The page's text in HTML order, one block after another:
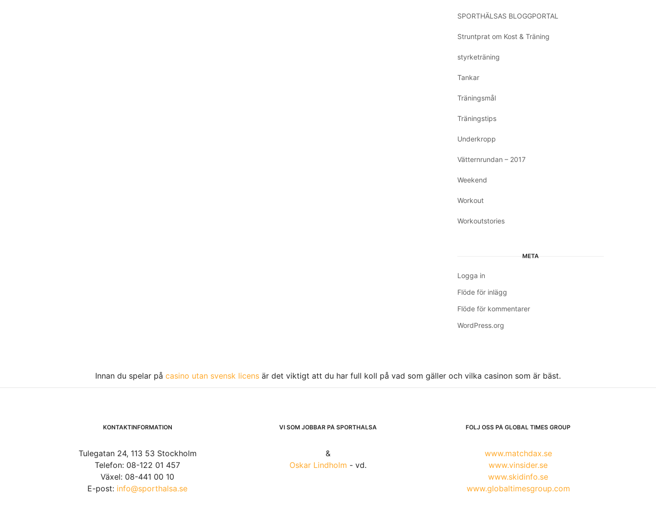
SPORTHÄLSAS BLOGGPORTAL
Struntprat om Kost & Träning
styrketräning
Tankar
Träningsmål
Träningstips
Underkropp
Vätternrundan – 2017
Weekend
Workout
Workoutstories
META
Logga in
Flöde för inlägg
Flöde för kommentarer
WordPress.org
Innan du spelar på casino utan svensk licens är det viktigt att du har full koll på vad som gäller och vilka casinon som är bäst.
KONTAKTINFORMATION
Tulegatan 24, 113 53 Stockholm
Telefon: 08-122 01 457
Växel: 08-441 00 10
E-post: info@sporthalsa.se
VI SOM JOBBAR PÅ SPORTHÄLSA
&
Oskar Lindholm - vd.
FÖLJ OSS PÅ GLOBAL TIMES GROUP
www.matchdax.se
www.vinsider.se
www.skidinfo.se
www.globaltimesgroup.com